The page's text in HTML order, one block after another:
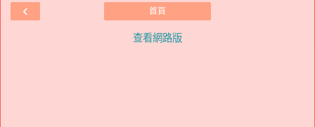
‹ 首頁
查看網路版